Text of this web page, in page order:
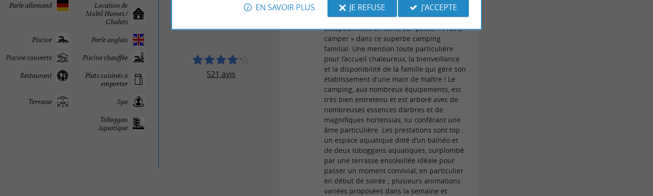
Location de
Mobil Homes /
Chalets
Parle allemand
Parle anglais
Piscine
Piscine chauffée
Piscine couverte
Plats cuisinés à
emporter
Restaurant
Spa
Terrasse
Toboggan
Aquatique
CAMPING LOU P'TIT POUN
521 avis
Nous avons passé une semaine
exceptionnelle en tente sur pilotis « Prêt à
camper » dans ce superbe camping
familial. Une mention toute particulière
pour l’accueil chaleureux, la bienveillance
et la disponibilité de la famille qui gère son
établissement d’une main de maître ! Le
camping, aux nombreux équipements, est
très bien entretenu et est arboré avec de
nombreuses essences d’arbres et de
magnifiques hortensias, lui conférant une
âme particulière. Les prestations sont top :
un espace aquatique doté d’un balnéo et
de deux toboggans aquatiques, surplombé
par une terrasse ensoleillée idéale pour
passer un moment convivial, en particulier
en début de soirée ; plusieurs animations
variées proposées dans la semaine et
EN SAVOIR PLUS JE REFUSE J'ACCEPTE